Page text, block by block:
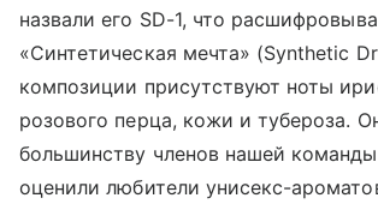
назвали его SD-1, что
«Синтетическая мечта» (Synthetic
композиции присутствуют ноты
розового перца, кожи и тубероза.
большинству членов нашей
оценили любители унисекс-